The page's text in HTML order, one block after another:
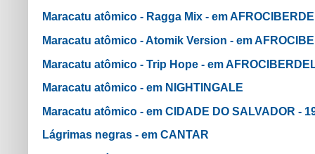
Maracatu atômico - Ragga Mix - em
Maracatu atômico - Atomik Version - em
Maracatu atômico - Trip Hope - em
Maracatu atômico - em NIGHTINGALE
Maracatu atômico - em CIDADE DO SALVADOR -
Lágrimas negras - em CANTAR